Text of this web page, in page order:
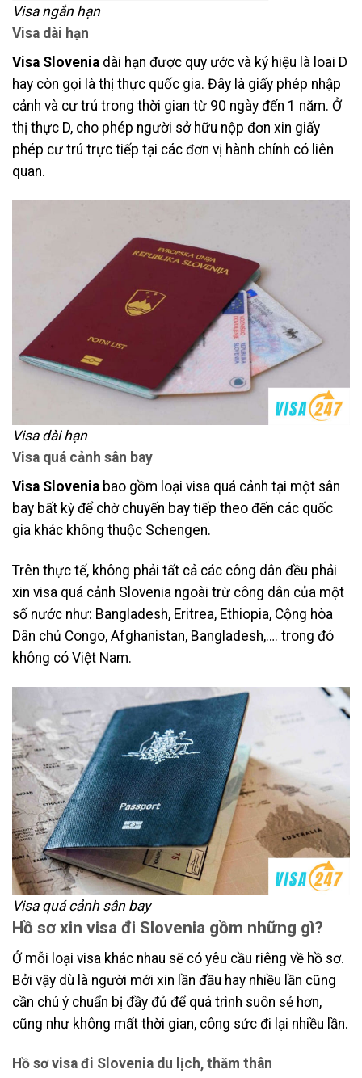
Visa ngắn hạn
Visa dài hạn
Visa Slovenia dài hạn được quy ước và ký hiệu là loai D
hay còn gọi là thị thực quốc gia. Đây là giấy phép nhập
cảnh và cư trú trong thời gian từ 90 ngày đến 1 năm. Ở
thị thực D, cho phép người sở hữu nộp đơn xin giấy
phép cư trú trực tiếp tại các đơn vị hành chính có liên
quan.
Visa dài hạn
Visa quá cảnh sân bay
Visa Slovenia bao gồm loại visa quá cảnh tại một sân
bay bất kỳ để chờ chuyến bay tiếp theo đến các quốc
gia khác không thuộc Schengen.
Trên thực tế, không phải tất cả các công dân đều phải
xin visa quá cảnh Slovenia ngoài trừ công dân của một
số nước như: Bangladesh, Eritrea, Ethiopia, Cộng hòa
Dân chủ Congo, Afghanistan, Bangladesh,…. trong đó
không có Việt Nam.
Visa quá cảnh sân bay
Hồ sơ xin visa đi Slovenia gồm những gì?
Ở mỗi loại visa khác nhau sẽ có yêu cầu riêng về hồ sơ.
Bởi vậy dù là người mới xin lần đầu hay nhiều lần cũng
cần chú ý chuẩn bị đầy đủ để quá trình suôn sẻ hơn,
cũng như không mất thời gian, công sức đi lại nhiều lần.
Hồ sơ visa đi Slovenia du lịch, thăm thân